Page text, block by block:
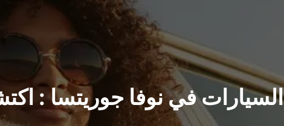
السيارات في نوفا جوريتسا :